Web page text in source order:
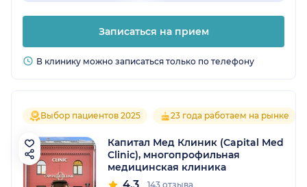
Записаться на прием
В клинику можно записаться только по телефону
Выбор пациентов 2025 23 года работаем на рынке
Капитал Мед Клиник (Capital Med
Clinic), многопрофильная
медицинская клиника
143 отзыва